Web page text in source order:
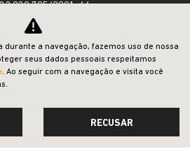
23.029.795/0001-66
OFERTAS
ACESSÍVEL
durante a navegação, fazemos uso de nossa
seus dados pessoais respeitamos
. Ao seguir com a navegação e visita você
RECUSAR